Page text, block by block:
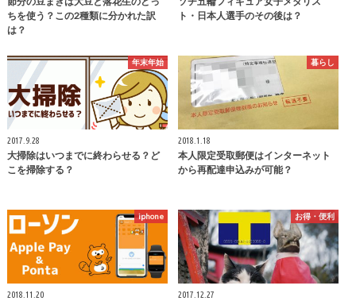
ちを使う？この2種類に分かれた訳
は？
ト・日本人選手のその後は？
年末年始
2017.9.28
大掃除はいつまでに終わらせる？ど
こを掃除する？
暮らし
2018.1.18
本人限定受取郵便はインターネット
から再配達申込みが可能？
iphone
2018.11.20
お得・便利
2017.12.27